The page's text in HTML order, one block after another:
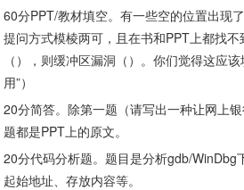
60分PPT/教材填空。有一些空的位置出现
提问方式模棱两可，且在书和PPT上都找
（），则缓冲区漏洞（）。你们觉得这应
用”）
20分简答。除第一题（请写出一种让网上
题都是PPT上的原文。
20分代码分析题。题目是分析gdb/
起始地址、存放内容等。